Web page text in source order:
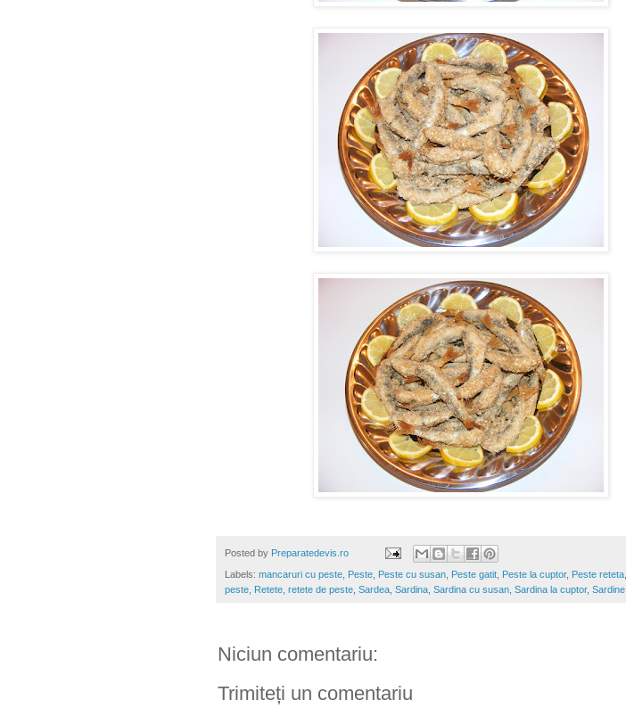
Posted by Preparatedevis.ro
Labels: mancaruri cu peste Peste Peste cu susan Peste gatit Peste la cuptor, Peste reteta
peste Retete retete de peste Sardea Sardina Sardina cu susan Sardina la cuptor, Sardine
Niciun comentariu:
Trimiteți un comentariu